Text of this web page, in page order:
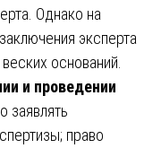
Однако на
эксперта
оснований.
и проведении
заявлять
право